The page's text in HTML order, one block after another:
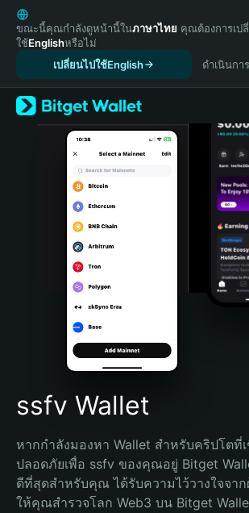
English
日本語
Tiếng Việt
Español (Latinoamérica)
Türkçe
Italiano
Português (Portugal)
Bahasa Indonesia
Português (Brasil)
Español (Argentina)
ขณะนี้คุณกำลังดูหน้านี้ในภาษาไทย คุณต้องการเป
ใช้Englishหรือไม่
เปลี่ยนไปใช้English
ดำเนินกา
ssfv Wallet
หากกำลังมองหา Wallet สำหรับคริปโตที่
ปลอดภัยเพื่อ ssfv ของคุณอยู่ Bitget
ดีที่สุดสำหรับคุณ ได้รับความไว้วางใจจา
ให้คุณสำรวจโลก Web3 บน Bitget